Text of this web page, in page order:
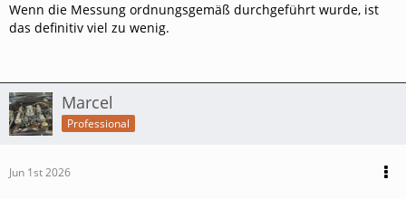
Wenn die Messung ordnungsgemäß durchgeführt wurde, ist
das definitiv viel zu wenig.
Marcel
Professional
Jun 1st 2026